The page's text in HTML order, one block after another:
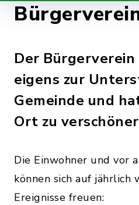
Der
eigens zur
Gemeinde und
Ort zu
Die Einwohner und vor
können sich auf jährlich
Ereignisse freuen: